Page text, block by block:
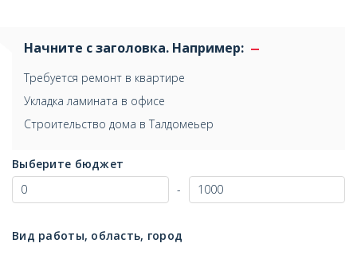
Начните с заголовка. Например:
Требуется ремонт в квартире
Укладка ламината в офисе
Строительство дома в Талдомеьер
Выберите бюджет
-
Вид работы, область, город